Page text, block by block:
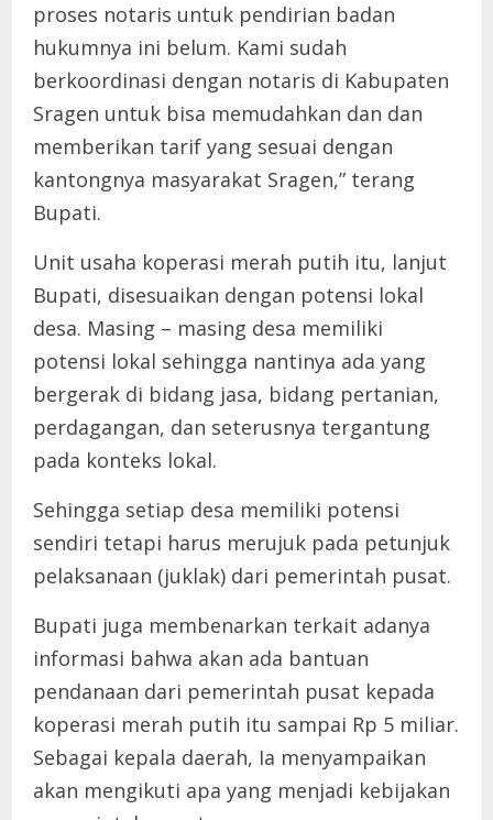
proses notaris untuk pendirian badan
hukumnya ini belum. Kami sudah
berkoordinasi dengan notaris di Kabupaten
Sragen untuk bisa memudahkan dan dan
memberikan tarif yang sesuai dengan
kantongnya masyarakat Sragen,” terang
Bupati.
Unit usaha koperasi merah putih itu, lanjut
Bupati, disesuaikan dengan potensi lokal
desa. Masing – masing desa memiliki
potensi lokal sehingga nantinya ada yang
bergerak di bidang jasa, bidang pertanian,
perdagangan, dan seterusnya tergantung
pada konteks lokal.
Sehingga setiap desa memiliki potensi
sendiri tetapi harus merujuk pada petunjuk
pelaksanaan (juklak) dari pemerintah pusat.
Bupati juga membenarkan terkait adanya
informasi bahwa akan ada bantuan
pendanaan dari pemerintah pusat kepada
koperasi merah putih itu sampai Rp 5 miliar.
Sebagai kepala daerah, Ia menyampaikan
akan mengikuti apa yang menjadi kebijakan